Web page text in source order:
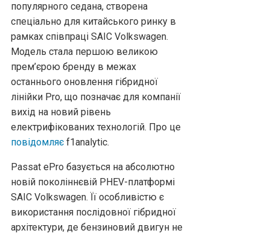
популярного седана, створена
спеціально для китайського ринку в
рамках співпраці SAIC Volkswagen.
Модель стала першою великою
прем’єрою бренду в межах
останнього оновлення гібридної
лінійки Pro, що позначає для компанії
вихід на новий рівень
електрифікованих технологій. Про це
повідомляє f1analytic.
Passat ePro базується на абсолютно
новій поколіннєвій PHEV-платформі
SAIC Volkswagen. Її особливістю є
використання послідовної гібридної
архітектури, де бензиновий двигун не